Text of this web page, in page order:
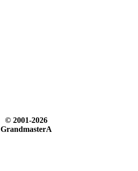
© 2001-2026
GrandmasterA